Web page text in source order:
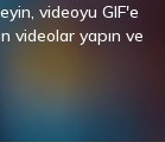
videoyu GIF'e
videolar yapın ve